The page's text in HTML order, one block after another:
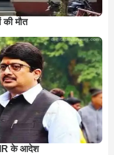
की मौत
के आदेश